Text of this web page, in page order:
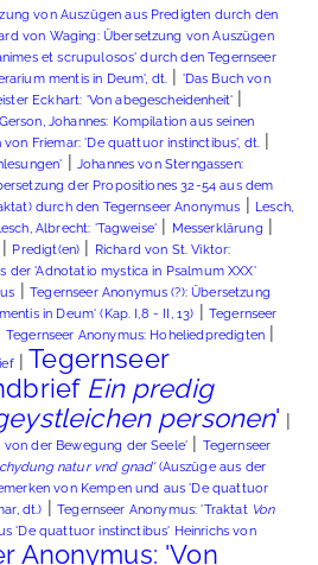
von Auszügen aus Predigten durch den
von Waging: Übersetzung von Auszügen
et scrupulosos' durch den Tegernseer
mentis in Deum', dt. | 'Das Buch von
Eckhart: 'Von abegescheidenheit' |
Gerson, Johannes: Kompilation aus seinen
von Friemar: 'De quattuor instinctibus', dt. |
| Johannes von Sterngassen:
der Propositiones 32-54 aus dem
durch den Tegernseer Anonymus | Lesch,
Albrecht: 'Tagweise' | Messerklärung |
Predigt(en) | Richard von St. Viktor:
der 'Adnotatio mystica in Psalmum XXX'
|Tegernseer Anonymus (?): Übersetzung
in Deum' (Kap. I,8 - II, 13) | Tegernseer
Tegernseer Anonymus: Hoheliedpredigten |
| Tegernseer
Ein predig
personen' |
von der Bewegung der Seele' | Tegernseer
natur vnd gnad'(Auszüge aus der
von Kempen und aus 'De quattuor
dt.) |Tegernseer Anonymus: 'Traktat Von
'De quattuor instinctibus' Heinrichs von
Anonymus: 'Von